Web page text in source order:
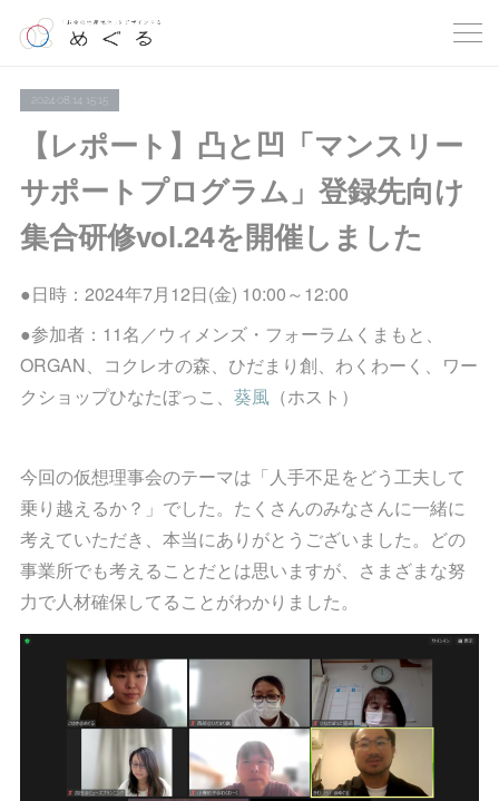
2024.08.14 15:15
【レポート】凸と凹「マンスリー
サポートプログラム」登録先向け
集合研修vol.24を開催しました
●日時：2024年7月12日(金) 10:00～12:00
●参加者：11名／ウィメンズ・フォーラムくまもと、
ORGAN、コクレオの森、ひだまり創、わくわーく、ワー
クショップひなたぼっこ、 葵風（ホスト）
今回の仮想理事会のテーマは「人手不足をどう工夫して
乗り越えるか？」でした。たくさんのみなさんに一緒に
考えていただき、本当にありがとうございました。どの
事業所でも考えることだとは思いますが、さまざまな努
力で人材確保してることがわかりました。